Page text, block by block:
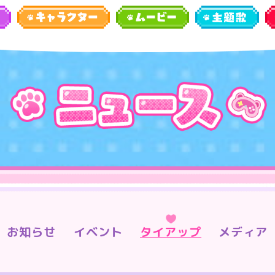
お知らせ イベント タイアップ メディア